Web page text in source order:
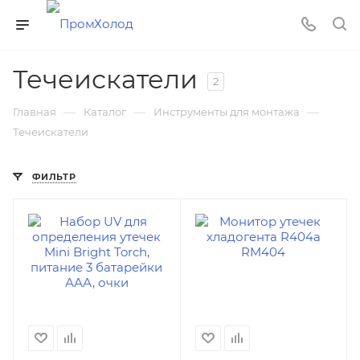
Течеискатели 2
Главная — Каталог — Инструменты для монтажа —
Течеискатели
ФИЛЬТР